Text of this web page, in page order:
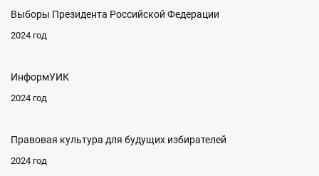
Выборы Президента Российской Федерации
2024 год
ИнформУИК
2024 год
Правовая культура для будущих избирателей
2024 год